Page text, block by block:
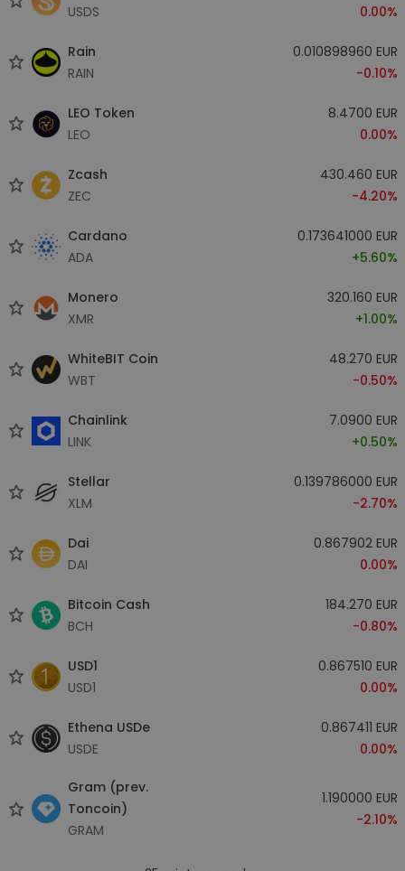
USDS
0.00%
Rain
RAIN
0.010898960 EUR
-0.10%
LEO Token
LEO
8.4700 EUR
0.00%
Zcash
ZEC
430.460 EUR
-4.20%
Cardano
ADA
0.173641000 EUR
+5.60%
Monero
XMR
320.160 EUR
+1.00%
WhiteBIT Coin
WBT
48.270 EUR
-0.50%
Chainlink
LINK
7.0900 EUR
+0.50%
Stellar
XLM
0.139786000 EUR
-2.70%
Dai
DAI
0.867902 EUR
0.00%
Bitcoin Cash
BCH
184.270 EUR
-0.80%
USD1
USD1
0.867510 EUR
0.00%
Ethena USDe
USDE
0.867411 EUR
0.00%
Gram (prev.
Toncoin)
GRAM
1.190000 EUR
-2.10%